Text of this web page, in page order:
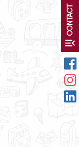
CONTACT
menu_open